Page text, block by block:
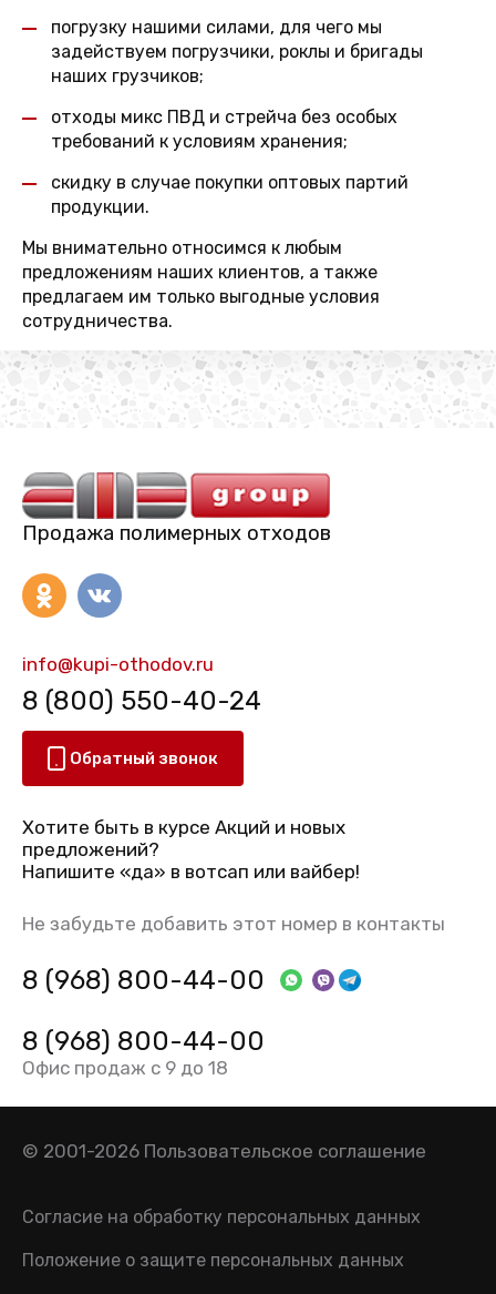
погрузку нашими силами, для чего мы
задействуем погрузчики, роклы и бригады
наших грузчиков;
отходы микс ПВД и стрейча без особых
требований к условиям хранения;
скидку в случае покупки оптовых партий
продукции.
Мы внимательно относимся к любым
предложениям наших клиентов, а также
предлагаем им только выгодные условия
сотрудничества.
Продажа полимерных отходов
info@kupi-othodov.ru
8 (800) 550-40-24
Обратный звонок
Хотите быть в курсе Акций и новых
предложений?
Напишите «да» в вотсап или вайбер!
Не забудьте добавить этот номер в контакты
8 (968) 800-44-00
8 (968) 800-44-00
Офис продаж с 9 до 18
© 2001-2026 Пользовательское соглашение
Согласие на обработку персональных данных
Положение о защите персональных данных